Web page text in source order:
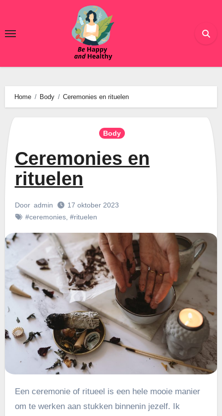
de
Home Body Ceremonies en rituelen
Body
Ceremonies en
rituelen
Door admin
17 oktober 2023
#ceremonies, #rituelen
Een ceremonie of ritueel is een hele mooie manier
om te werken aan stukken binnenin jezelf. Ik